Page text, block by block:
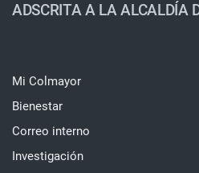
ADSCRITA A LA ALCALDÍA
Mi Colmayor
Bienestar
Correo interno
Investigación